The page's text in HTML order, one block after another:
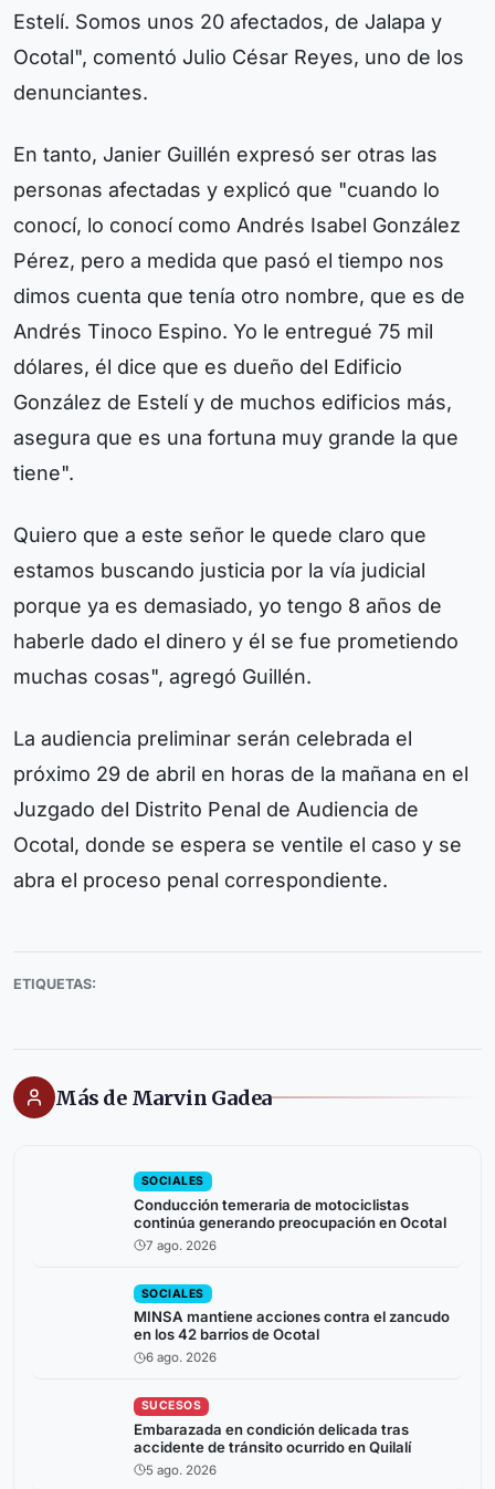
Estelí. Somos unos 20 afectados, de Jalapa y
Ocotal", comentó Julio César Reyes, uno de los
denunciantes.
En tanto, Janier Guillén expresó ser otras las
personas afectadas y explicó que "cuando lo
conocí, lo conocí como Andrés Isabel González
Pérez, pero a medida que pasó el tiempo nos
dimos cuenta que tenía otro nombre, que es de
Andrés Tinoco Espino. Yo le entregué 75 mil
dólares, él dice que es dueño del Edificio
González de Estelí y de muchos edificios más,
asegura que es una fortuna muy grande la que
tiene".
Quiero que a este señor le quede claro que
estamos buscando justicia por la vía judicial
porque ya es demasiado, yo tengo 8 años de
haberle dado el dinero y él se fue prometiendo
muchas cosas", agregó Guillén.
La audiencia preliminar serán celebrada el
próximo 29 de abril en horas de la mañana en el
Juzgado del Distrito Penal de Audiencia de
Ocotal, donde se espera se ventile el caso y se
abra el proceso penal correspondiente.
ETIQUETAS:
Más de Marvin Gadea
SOCIALES
Conducción temeraria de motociclistas
continúa generando preocupación en Ocotal
7 ago. 2026
SOCIALES
MINSA mantiene acciones contra el zancudo
en los 42 barrios de Ocotal
6 ago. 2026
SUCESOS
Embarazada en condición delicada tras
accidente de tránsito ocurrido en Quilalí
5 ago. 2026